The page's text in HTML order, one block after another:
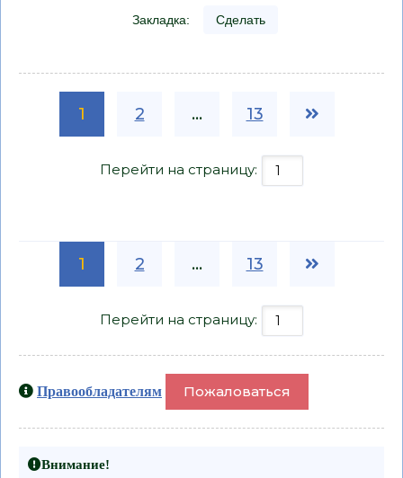
Закладка: Сделать
1 2 ... 13
Перейти на страницу:
1 2 ... 13
Перейти на страницу:
Правообладателям Пожаловаться
Внимание!